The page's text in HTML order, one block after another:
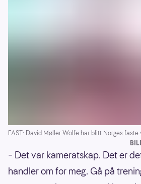
FAST: David Møller Wolfe har blitt Norges faste
– Det var kameratskap. Det er
handler om for meg. Gå på